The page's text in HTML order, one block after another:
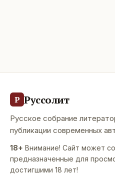
Р Руссолит
Русское собрание
публикации современных
18+ Внимание! Сайт может
предназначенные для
достигшими 18 лет!